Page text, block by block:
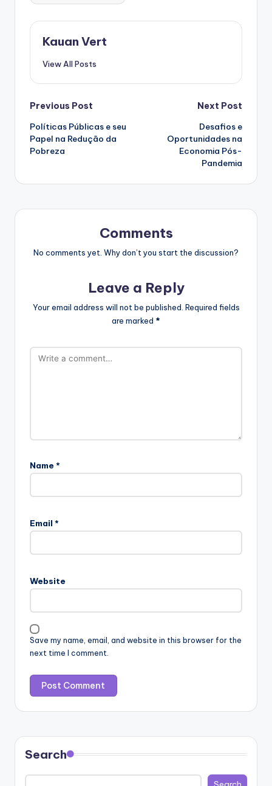
Kauan Vert
View All Posts
Post
navigation
Previous Post
Políticas Públicas e seu
Papel na Redução da
Pobreza
Next Post
Desafios e
Oportunidades na
Economia Pós-
Pandemia
Comments
No comments yet. Why don’t you start the discussion?
Leave a Reply
Your email address will not be published. Required fields
are marked *
Name *
Email *
Website
Save my name, email, and website in this browser for the
next time I comment.
Search